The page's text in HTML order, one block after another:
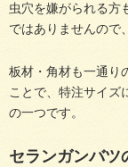
虫穴を嫌がられる方
ではありませんので
板材・角材も一通り
ことで、特注サイズ
の一つです。
セランガンバツ